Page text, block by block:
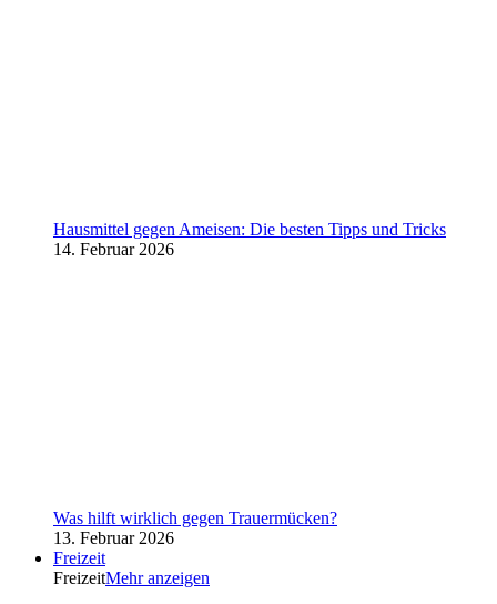
Hausmittel gegen Ameisen: Die besten Tipps und Tricks
14. Februar 2026
Was hilft wirklich gegen Trauermücken?
13. Februar 2026
Freizeit
FreizeitMehr anzeigen